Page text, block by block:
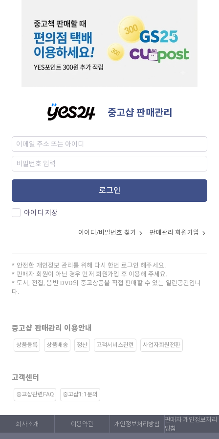
중고샵 판매관리
로그인
아이디 저장
아이디/비밀번호 찾기 판매관리 회원가입
안전한 개인정보 관리를 위해 다시 한번 로그인 해주세요.
판매자 회원이 아닌 경우 먼저 회원가입 후 이용해 주세요.
도서, 전집, 음반 DVD의 중고상품을 직접 판매할 수 있는 열린공간입니
다.
중고샵 판매관리 이용안내
상품등록 상품배송 정산 고객서비스관련 사업자회원전환
고객센터
중고샵관련FAQ 중고샵1:1문의
회사소개 이용약관 개인정보처리방침
판매자 개인정보처리
방침